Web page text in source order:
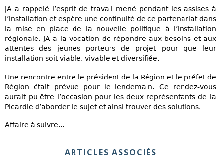
JA a rappelé l’esprit de travail mené pendant les assises à
l’installation et espère une continuité de ce partenariat dans
la mise en place de la nouvelle politique à l’installation
régionale. JA a la vocation de répondre aux besoins et aux
attentes des jeunes porteurs de projet pour que leur
installation soit viable, vivable et diversifiée.
Une rencontre entre le président de la Région et le préfet de
Région était prévue pour le lendemain. Ce rendez-vous
aurait pu être l’occasion pour les deux représentants de la
Picardie d’aborder le sujet et ainsi trouver des solutions.
Affaire à suivre...
ARTICLES ASSOCIÉS